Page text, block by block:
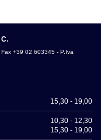
+39 02 603345 - P.Iva
15,30 - 19,00
10,30 - 12,30
15,30 - 19,00